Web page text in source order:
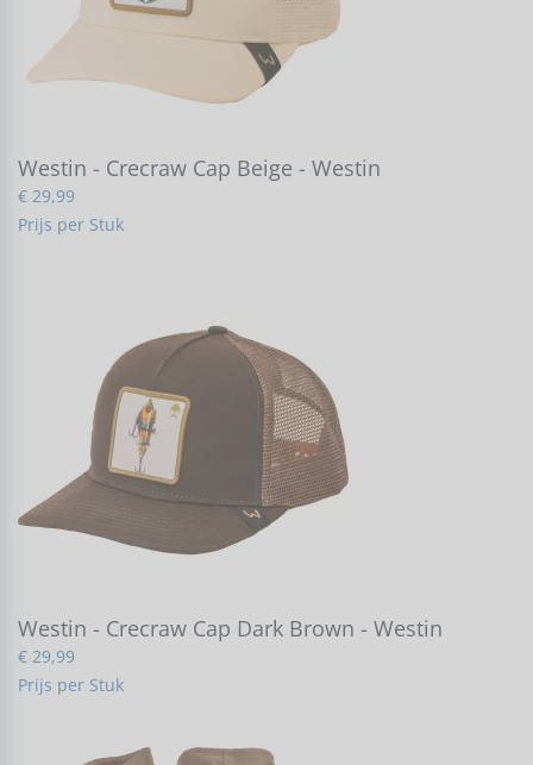
Westin - Crecraw Cap Beige - Westin
€ 29,99
Prijs per Stuk
Westin - Crecraw Cap Dark Brown - Westin
€ 29,99
Prijs per Stuk